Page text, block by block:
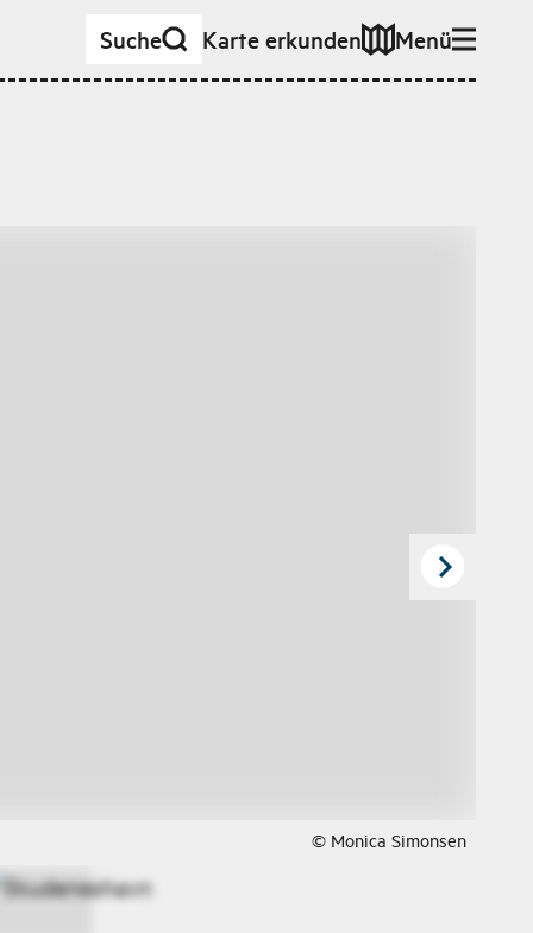
Suche Karte erkunden Menü
© Monica Simonsen